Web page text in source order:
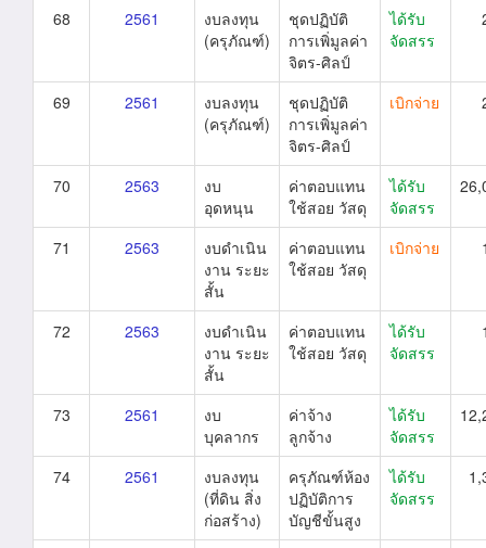
68 2561
งบลงทุน
(ครุภัณฑ์)
ชุดปฏิบัติ
การเพิ่มูลค่า
จิตร-ศิลป์
ได้รับ
จัดสรร
69 2561
งบลงทุน
(ครุภัณฑ์)
ชุดปฏิบัติ
การเพิ่มูลค่า
จิตร-ศิลป์
เบิกจ่าย
70 2563
งบ
อุดหนุน
ค่าตอบแทน
ใช้สอย วัสดุ
ได้รับ
จัดสรร
71 2563
งบดำเนิน
งาน ระยะ
สั้น
ค่าตอบแทน
ใช้สอย วัสดุ
เบิกจ่าย
72 2563
งบดำเนิน
งาน ระยะ
สั้น
ค่าตอบแทน
ใช้สอย วัสดุ
ได้รับ
จัดสรร
73 2561
งบ
บุคลากร
ค่าจ้าง
ลูกจ้าง
ได้รับ
จัดสรร
74 2561
งบลงทุน
(ที่ดิน สิ่ง
ก่อสร้าง)
ครุภัณฑ์ห้อง
ปฏิบัติการ
บัญชีขั้นสูง
ได้รับ
จัดสรร